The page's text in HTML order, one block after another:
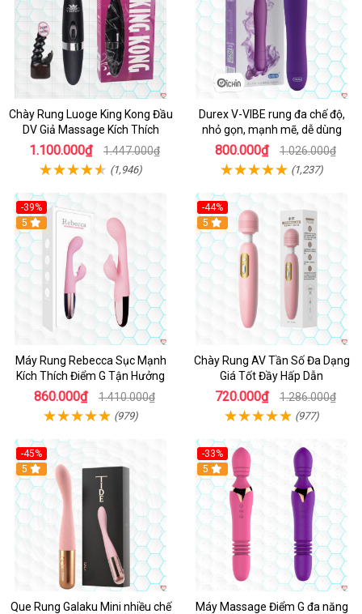
Chày Rung Luoge King Kong Đầu
DV Giả Massage Kích Thích
1.100.000₫ 1.447.000₫
(1,946)
Durex V-VIBE rung đa chế độ,
nhỏ gọn, mạnh mẽ, dễ dùng
800.000₫ 1.026.000₫
(1,237)
-39%
Hot
5
Máy Rung Rebecca Sục Mạnh
Kích Thích Điểm G Tận Hưởng
860.000₫ 1.410.000₫
(979)
-44%
Hot
5
Chày Rung AV Tần Số Đa Dạng
Giá Tốt Đầy Hấp Dẫn
720.000₫ 1.286.000₫
(977)
-45%
Hot
5
Que Rung Galaku Mini nhiều chế
-33%
Hot
5
Máy Massage Điểm G đa năng